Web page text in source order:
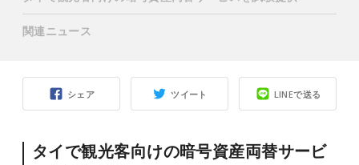
シェア ツイート LINEで送る
タイで観光客向けの暗号資産両替サービ
関連ニュース